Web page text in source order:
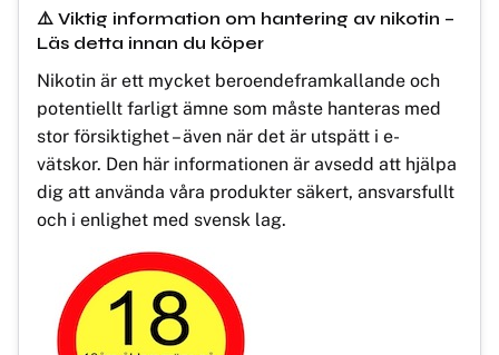
⚠️ Viktig information om hantering av nikotin –
Läs detta innan du köper
Nikotin är ett mycket beroendeframkallande och
potentiellt farligt ämne som måste hanteras med
stor försiktighet – även när det är utspätt i e-
vätskor. Den här informationen är avsedd att hjälpa
dig att använda våra produkter säkert, ansvarsfullt
och i enlighet med svensk lag.